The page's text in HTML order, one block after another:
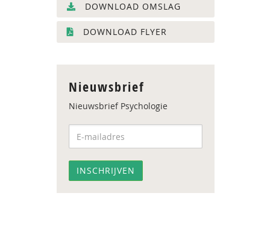
DOWNLOAD OMSLAG
DOWNLOAD FLYER
Nieuwsbrief
Nieuwsbrief Psychologie